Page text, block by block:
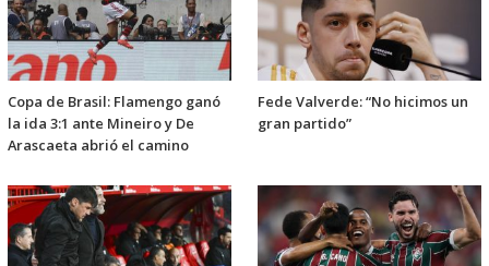
Copa de Brasil: Flamengo ganó
la ida 3:1 ante Mineiro y De
Arascaeta abrió el camino
Fede Valverde: “No hicimos un
gran partido”